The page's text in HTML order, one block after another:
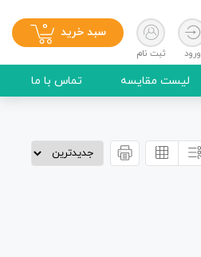
ورود ثبت نام
سبد خرید 0
لیست مقایسه تماس با ما